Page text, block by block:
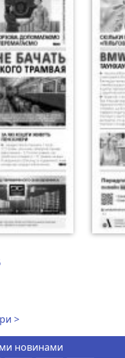
>
новинами